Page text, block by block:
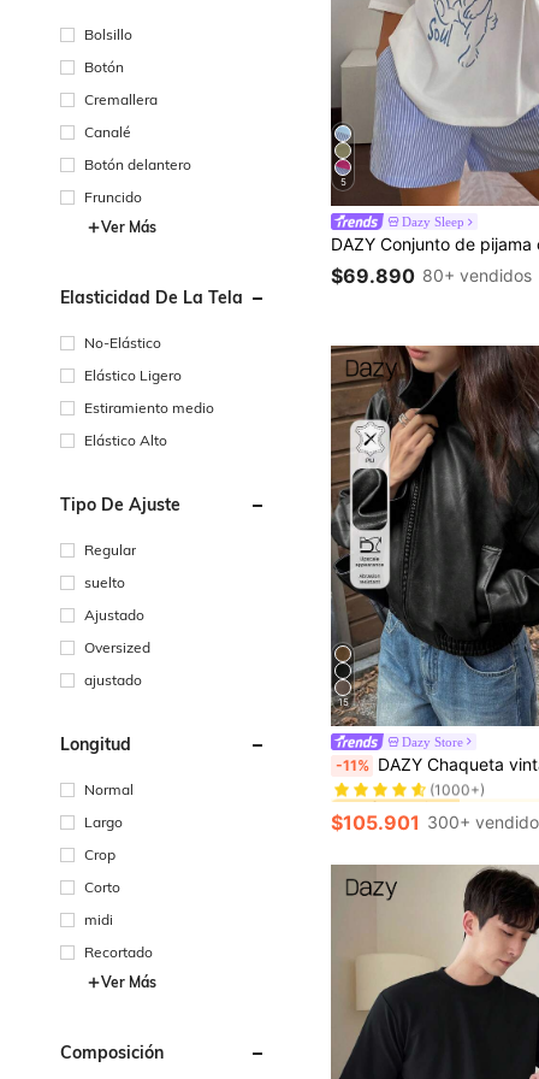
Bolsillo
Botón
Cremallera
Canalé
Botón delantero
Fruncido
Ver Más
Elasticidad De La Tela
No-Elástico
Elástico Ligero
Estiramiento medio
Elástico Alto
Tipo De Ajuste
Regular
suelto
Ajustado
Oversized
ajustado
Longitud
Normal
Largo
Crop
Corto
midi
Recortado
Ver Más
Composición
5
Dazy Sleep
$69.890 80+ vendidos
15
Dazy Store
-11% DAZY Chaqueta vintage nueva de primavera, estilo corto, ajuste regular, adecuada para mujeres,
#2 Más vendidos
(1000+)
#2 Más vendidos
(1000+)
#2 Más vendidos
(1000+)
#2 Más vendidos
$105.901 300+